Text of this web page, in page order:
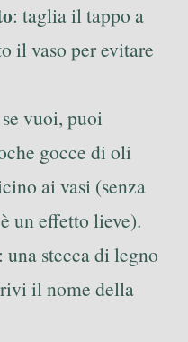
: taglia il tappo a
il vaso per evitare
vuoi, puoi
gocce di oli
ai vasi (senza
un effetto lieve).
: una stecca di legno
il nome della